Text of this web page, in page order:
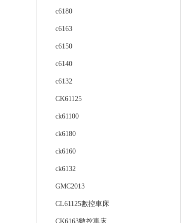
c6180
c6163
c6150
c6140
c6132
CK61125
ck61100
ck6180
ck6160
ck6132
GMC2013
CL61125數控車床
CK6163數控車床